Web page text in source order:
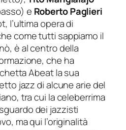
e Roberto Paglieri
, l’ultima opera di
come tutti sappiamo il
è al centro della
che ha
Abeat la sua
jazz di alcune arie del
tra cui la celeberrima
dei jazzisti
ma qui l’originalità